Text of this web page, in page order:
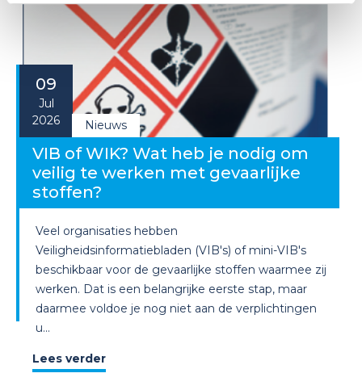
09
Jul
2026
Nieuws
VIB of WIK? Wat heb je nodig om
veilig te werken met gevaarlijke
stoffen?
Veel organisaties hebben
Veiligheidsinformatiebladen (VIB's) of mini-VIB's
beschikbaar voor de gevaarlijke stoffen waarmee zij
werken. Dat is een belangrijke eerste stap, maar
daarmee voldoe je nog niet aan de verplichtingen
u...
Lees verder